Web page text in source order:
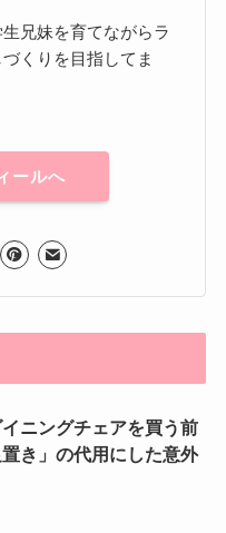
兄妹を育てながらラ
くりを目指してま
ールへ
ニングチェアを買う前
き」の代用にした意外